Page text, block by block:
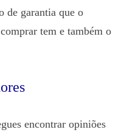
de garantia que o
tem e também o
encontrar opiniões